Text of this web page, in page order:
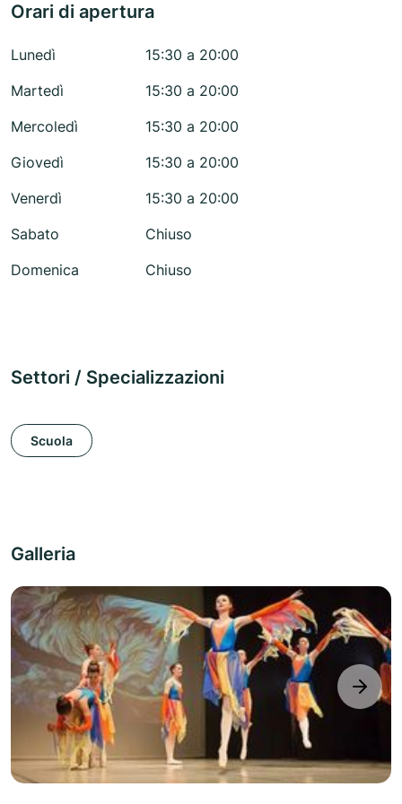
Orari di apertura
Lunedì
15:30 a 20:00
Martedì
15:30 a 20:00
Mercoledì
15:30 a 20:00
Giovedì
15:30 a 20:00
Venerdì
15:30 a 20:00
Sabato
Chiuso
Domenica
Chiuso
Settori / Specializzazioni
Scuola
Galleria
next